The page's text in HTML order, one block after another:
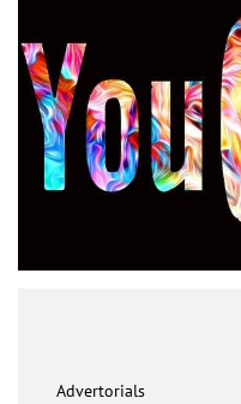
Advertorials